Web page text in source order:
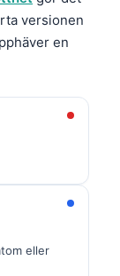
versionen
en
eller